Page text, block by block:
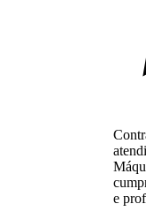
e